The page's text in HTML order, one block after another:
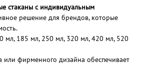
стаканы с индивидуальным
решение для брендов, которые
мл, 185 мл, 250 мл, 320 мл, 420 мл, 520
или фирменного дизайна обеспечивает